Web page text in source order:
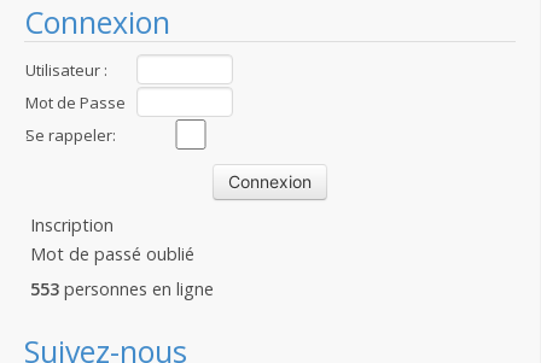
Connexion
Utilisateur :
Mot de Passe
:Se rappeler:
Inscription
Mot de passé oublié
553 personnes en ligne
Suivez-nous